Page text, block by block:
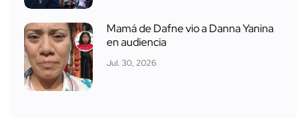
Mamá de Dafne vio a Danna Yanina
en audiencia
Jul. 30, 2026